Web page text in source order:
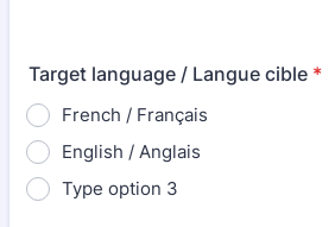
Target language / Langue cible *
French / Français
English / Anglais
Type option 3